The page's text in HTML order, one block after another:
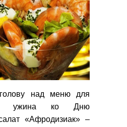
над меню для
ужина ко Дню
«Афродизиак» –